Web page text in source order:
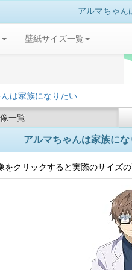
アルマちゃん
壁紙サイズ一覧
は家族になりたい
一覧
アルマちゃんは家族に
をクリックすると実際のサイズの